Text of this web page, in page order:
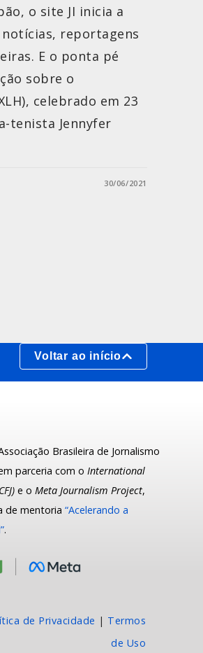
o site JI inicia a
reportagens
E o ponta pé
sobre o
celebrado em 23
tenista Jennyfer
30/06/2021
Voltar ao início
Brasileira de Jornalismo
parceria com o International
e o Meta Journalism Project,
de mentoria “Acelerando a
.
de Privacidade | Termos
de Uso